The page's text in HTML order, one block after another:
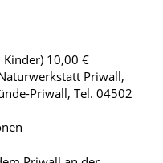
Kinder) 10,00 €
Priwall,
Priwall, Tel. 04502